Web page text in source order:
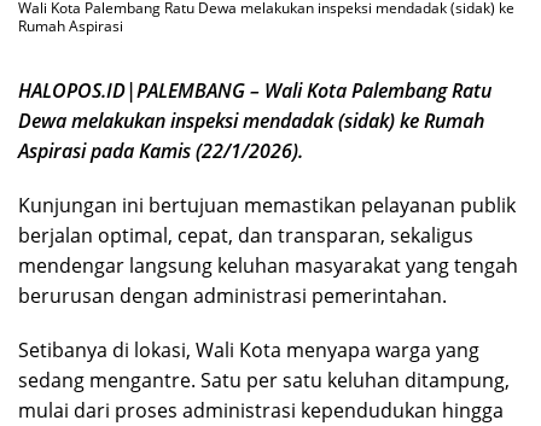
Wali Kota Palembang Ratu Dewa melakukan inspeksi mendadak (sidak) ke
Rumah Aspirasi
HALOPOS.ID|PALEMBANG – Wali Kota Palembang Ratu
Dewa melakukan inspeksi mendadak (sidak) ke Rumah
Aspirasi pada Kamis (22/1/2026).
Kunjungan ini bertujuan memastikan pelayanan publik
berjalan optimal, cepat, dan transparan, sekaligus
mendengar langsung keluhan masyarakat yang tengah
berurusan dengan administrasi pemerintahan.
Setibanya di lokasi, Wali Kota menyapa warga yang
sedang mengantre. Satu per satu keluhan ditampung,
mulai dari proses administrasi kependudukan hingga